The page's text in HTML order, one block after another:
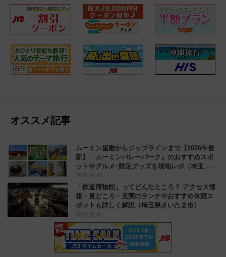
オススメ記事
ムーミン屋敷からジップラインまで【2026年最
新】「ムーミンバレーパーク」のおすすめスポ
ットやグルメ･限定グッズを現地レポ（埼玉 飯
能市）
2026.04.26
「鉄道博物館」ってどんなところ？ アクセス情
報・見どころ・充実のランチやおすすめ休憩ス
ポットも詳しく解説（埼玉県さいたま市）
2025.12.10